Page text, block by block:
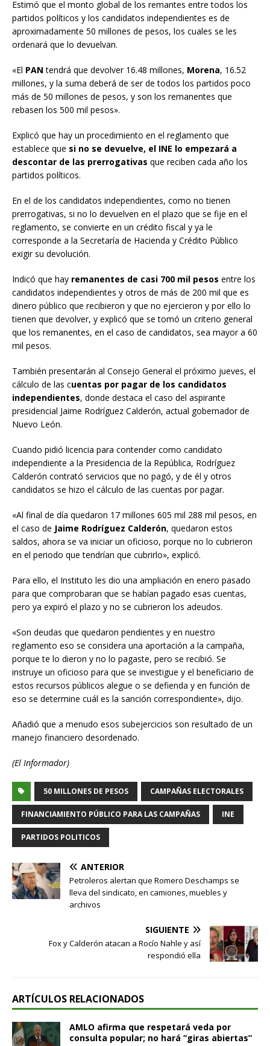
Estimó que el monto global de los remantes entre todos los
partidos políticos y los candidatos independientes es de
aproximadamente 50 millones de pesos, los cuales se les
ordenará que lo devuelvan.
«El PAN tendrá que devolver 16.48 millones, Morena, 16.52
millones, y la suma deberá de ser de todos los partidos poco
más de 50 millones de pesos, y son los remanentes que
rebasen los 500 mil pesos».
Explicó que hay un procedimiento en el reglamento que
establece que si no se devuelve, el INE lo empezará a
descontar de las prerrogativas que reciben cada año los
partidos políticos.
En el de los candidatos independientes, como no tienen
prerrogativas, si no lo devuelven en el plazo que se fije en el
reglamento, se convierte en un crédito fiscal y ya le
corresponde a la Secretaría de Hacienda y Crédito Público
exigir su devolución.
Indicó que hay remanentes de casi 700 mil pesos entre los
candidatos independientes y otros de más de 200 mil que es
dinero público que recibieron y que no ejercieron y por ello lo
tienen que devolver, y explicó que se tomó un criterio general
que los remanentes, en el caso de candidatos, sea mayor a 60
mil pesos.
También presentarán al Consejo General el próximo jueves, el
cálculo de las cuentas por pagar de los candidatos
independientes, donde destaca el caso del aspirante
presidencial Jaime Rodríguez Calderón, actual gobernador de
Nuevo León.
Cuando pidió licencia para contender como candidato
independiente a la Presidencia de la República, Rodríguez
Calderón contrató servicios que no pagó, y de él y otros
candidatos se hizo el cálculo de las cuentas por pagar.
«Al final de día quedaron 17 millones 605 mil 288 mil pesos, en
el caso de Jaime Rodríguez Calderón, quedaron estos
saldos, ahora se va iniciar un oficioso, porque no lo cubrieron
en el periodo que tendrían que cubrirlo», explicó.
Para ello, el Instituto les dio una ampliación en enero pasado
para que comprobaran que se habían pagado esas cuentas,
pero ya expiró el plazo y no se cubrieron los adeudos.
«Son deudas que quedaron pendientes y en nuestro
reglamento eso se considera una aportación a la campaña,
porque te lo dieron y no lo pagaste, pero se recibió. Se
instruye un oficioso para que se investigue y el beneficiario de
estos recursos públicos alegue o se defienda y en función de
eso se determine cuál es la sanción correspondiente», dijo.
Añadió que a menudo esos subejercicios son resultado de un
manejo financiero desordenado.
(El Informador)
50 MILLONES DE PESOS CAMPAÑAS ELECTORALES
FINANCIAMIENTO PÚBLICO PARA LAS CAMPAÑAS INE
PARTIDOS POLITICOS
ANTERIOR
Petroleros alertan que Romero Deschamps se
lleva del sindicato, en camiones, muebles y
archivos
SIGUIENTE
Fox y Calderón atacan a Rocío Nahle y así
respondió ella
ARTÍCULOS RELACIONADOS
AMLO afirma que respetará veda por
consulta popular; no hará “giras abiertas”